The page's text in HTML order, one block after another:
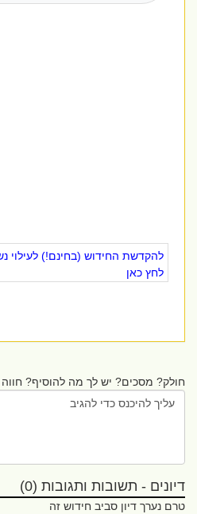
להקדשת החידוש (בחינם!) לעילוי
לחץ כאן
חולק? מסכים? יש לך מה להוסיף? חווה
דיונים - תשובות ותגובות (0)
טרם נערך דיון סביב חידוש זה